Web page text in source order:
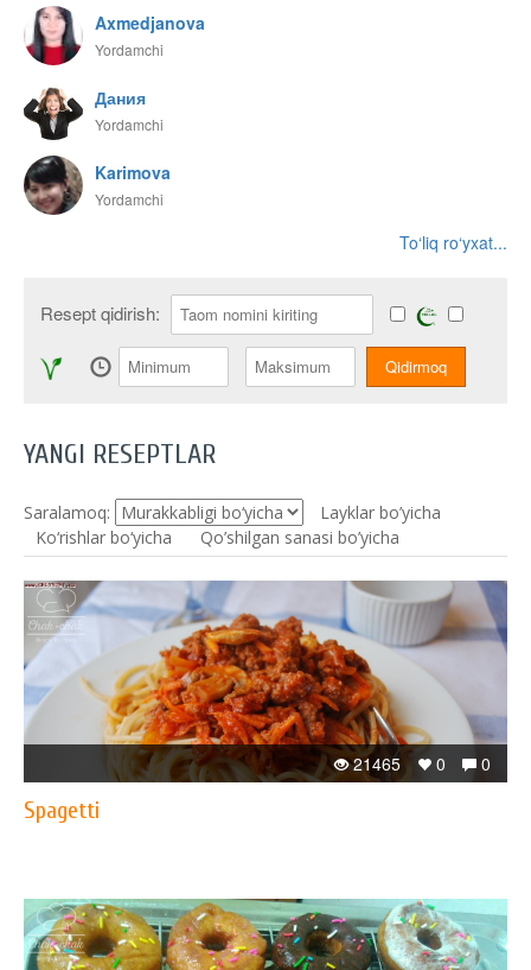
Axmedjanova
Yordamchi
Дания
Yordamchi
Karimova
Yordamchi
To‘liq ro‘yxat...
Resept qidirish:
YANGI RESEPTLAR
Saralamoq:
Layklar bo’yicha
Ko‘rishlar bo‘yicha
Qo’shilgan sanasi bo’yicha
0
0
21465
Spagetti